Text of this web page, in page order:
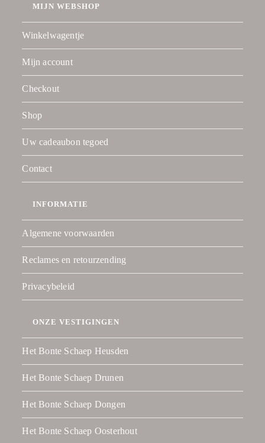
MIJN WEBSHOP
Winkelwagentje
Mijn account
Checkout
Shop
Uw cadeaubon tegoed
Contact
INFORMATIE
Algemene voorwaarden
Reclames en retourzending
Privacybeleid
ONZE VESTIGINGEN
Het Bonte Schaep Heusden
Het Bonte Schaep Drunen
Het Bonte Schaep Dongen
Het Bonte Schaep Oosterhout